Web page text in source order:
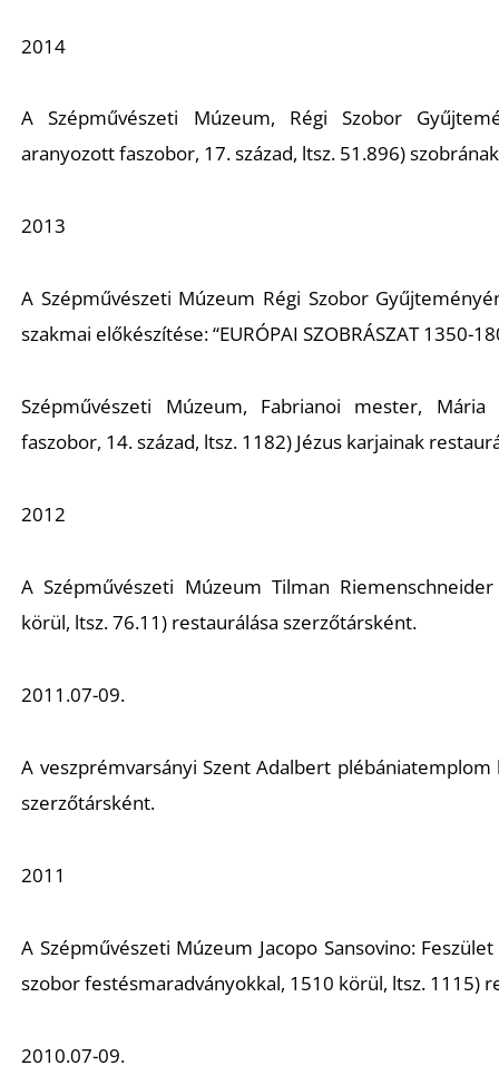
2014
A Szépművészeti Múzeum, Régi Szobor
aranyozott faszobor, 17. század, ltsz. 51.896)
2013
A Szépművészeti Múzeum Régi Szobor
szakmai előkészítése:“EURÓPAI SZOBRÁSZAT 1350-
Szépművészeti Múzeum, Fabrianoi mester, Mária
faszobor, 14. század, ltsz. 1182) Jézus karjainak
2012
A Szépművészeti Múzeum Tilman
körül, ltsz. 76.11) restaurálása szerzőtársként.
2011.07-09.
A veszprémvarsányi Szent Adalbert
szerzőtársként.
2011
A Szépművészeti Múzeum Jacopo Sansovino: Feszület
szobor festésmaradványokkal, 1510 körül, ltsz. 1115)
2010.07-09.